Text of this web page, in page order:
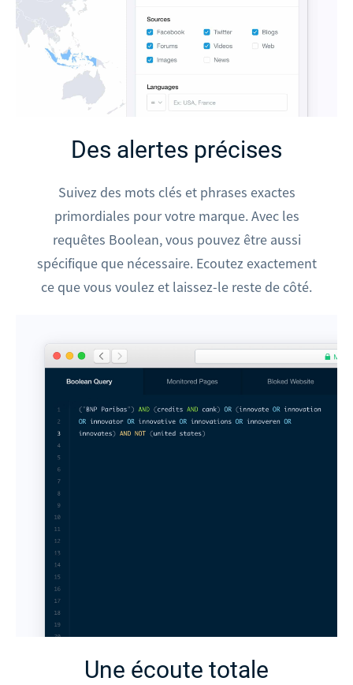
Des alertes précises
Suivez des mots clés et phrases exactes
primordiales pour votre marque. Avec les
requêtes Boolean, vous pouvez être aussi
spécifique que nécessaire. Ecoutez exactement
ce que vous voulez et laissez-le reste de côté.
Une écoute totale